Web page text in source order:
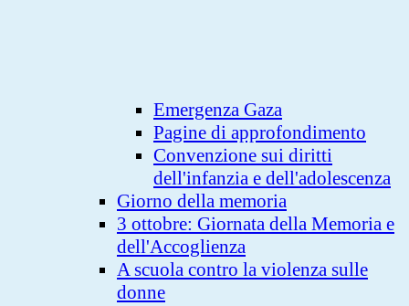
Emergenza Gaza
Pagine di approfondimento
Convenzione sui diritti
dell'infanzia e dell'adolescenza
Giorno della memoria
3 ottobre: Giornata della Memoria e
dell'Accoglienza
A scuola contro la violenza sulle
donne